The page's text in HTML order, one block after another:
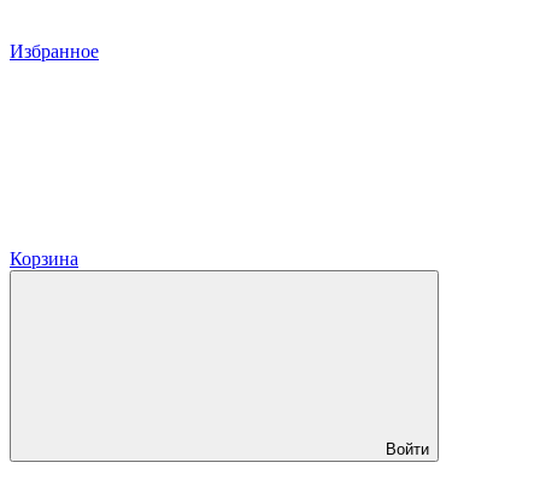
Избранное
Корзина
Войти